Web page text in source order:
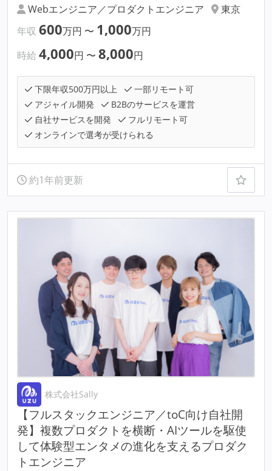
Webエンジニア／プロダクトエンジニア
東京
年収 600万円 〜 1,000万円
時給 4,000円 〜 8,000円
下限年収500万円以上
一部リモート可
アジャイル開発
B2Bのサービスを運営
自社サービスを開発
フルリモート可
オンラインで選考が受けられる
約1年前更新
株式会社Sally
【フルスタックエンジニア／toC向け自社開
発】複数プロダクトを横断・AIツールを駆使
して体験型エンタメの進化を支えるプロダク
トエンジニア